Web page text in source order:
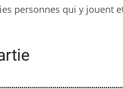
personnes qui y jouent